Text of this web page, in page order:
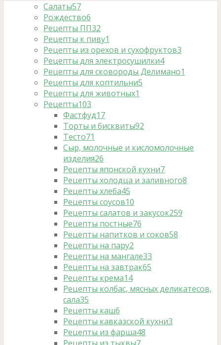
Салаты57
Рождество6
Рецепты ПП32
Рецепты к пиву1
Рецепты из орехов и сухофруктов3
Рецепты для электросушилки4
Рецепты для сковороды Делимано1
Рецепты для коптильни5
Рецепты для животных1
Рецепты103
Фастфуд17
Торты и бисквиты92
Тесто71
Сыр, молочные и кисломолочные
изделия26
Рецепты японской кухни7
Рецепты холодца и заливного8
Рецепты хлеба45
Рецепты соусов10
Рецепты салатов и закусок259
Рецепты постные76
Рецепты напитков и соков58
Рецепты на пару2
Рецепты на мангале33
Рецепты на завтрак65
Рецепты крема14
Рецепты колбас, мясных деликатесов,
сала35
Рецепты каш6
Рецепты кавказской кухни3
Рецепты из фарша48